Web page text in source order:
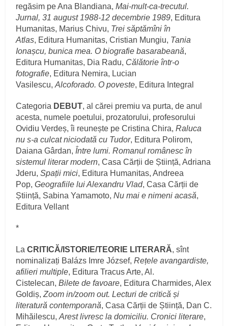
regăsim pe Ana Blandiana,Mai-mult-ca-trecutul.
Jurnal, 31 august 1988-12 decembrie 1989, Editura
Humanitas, Marius Chivu, Trei săptămîni în
Atlas, Editura Humanitas, Cristian Mungiu, Tania
Ionașcu, bunica mea. O biografie basarabeană,
Editura Humanitas, Dia Radu, Călătorie într-o
fotografie, Editura Nemira, Lucian
Vasilescu,Alcoforado. O poveste, Editura Integral
Categoria DEBUT, al cărei premiu va purta, de anul
acesta, numele poetului, prozatorului, profesorului
Ovidiu Verdeș, îi reunește pe Cristina Chira,Raluca
nu s-a culcat niciodată cu Tudor, Editura Polirom,
Daiana Gârdan, Între lumi. Romanul românesc în
sistemul literar modern, Casa Cărții de Știință, Adriana
Jderu,Spații mici, Editura Humanitas, Andreea
Pop,Geografiile lui Alexandru Vlad, Casa Cărții de
Știință, Sabina Yamamoto,Nu mai e nimeni acasă,
Editura Vellant
*
LaCRITICĂ/ISTORIE/TEORIE LITERARĂ, sînt
nominalizați Balázs Imre József,Rețele avangardiste,
afilieri multiple, Editura Tracus Arte, Al.
Cistelecan,Bilete de favoare, Editura Charmides, Alex
Goldiș,Zoom in/zoom out. Lecturi de critică și
literatură contemporană, Casa Cărții de Știință, Dan C.
Mihăilescu,Arest livresc la domiciliu. Cronici literare,